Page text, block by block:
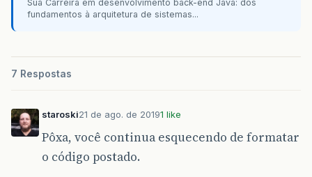
} else {
return quantia;
}
v = saldo - (
}
public ContaCorrente
Sua Carreira em desenvolvimento back-end Java: dos
fundamentos à arquitetura de sistemas...
7 Respostas
staroski21 de ago. de 20191 like
Pôxa, você continua esquecendo de formatar
o código postado.